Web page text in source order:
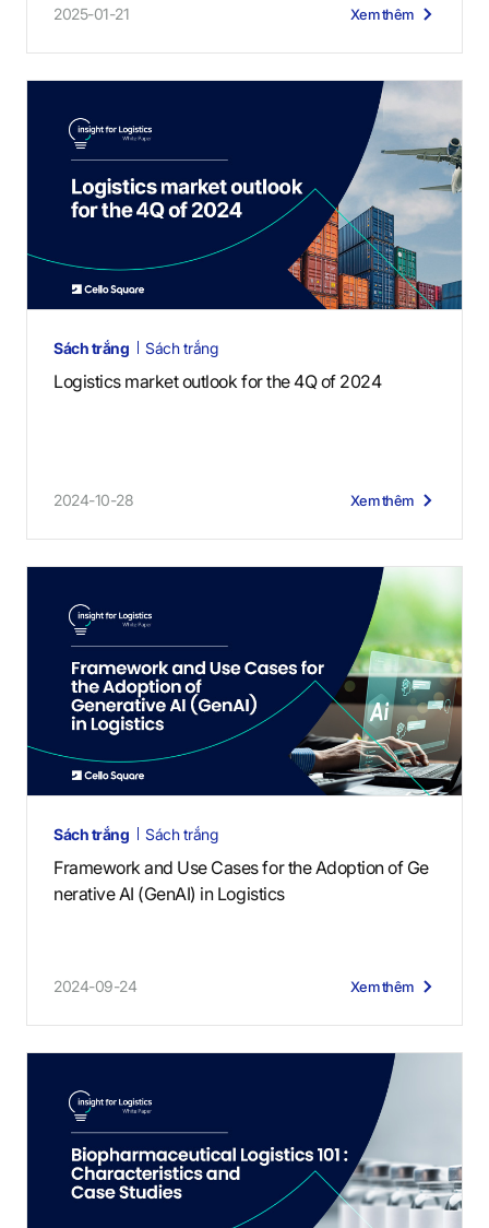
2025-01-21 Xem thêm
Sách trắng Sách trắng
Logistics market outlook for the 4Q of 2024
2024-10-28 Xem thêm
Sách trắng Sách trắng
Framework and Use Cases for the Adoption of Ge
nerative AI (GenAI) in Logistics
2024-09-24 Xem thêm